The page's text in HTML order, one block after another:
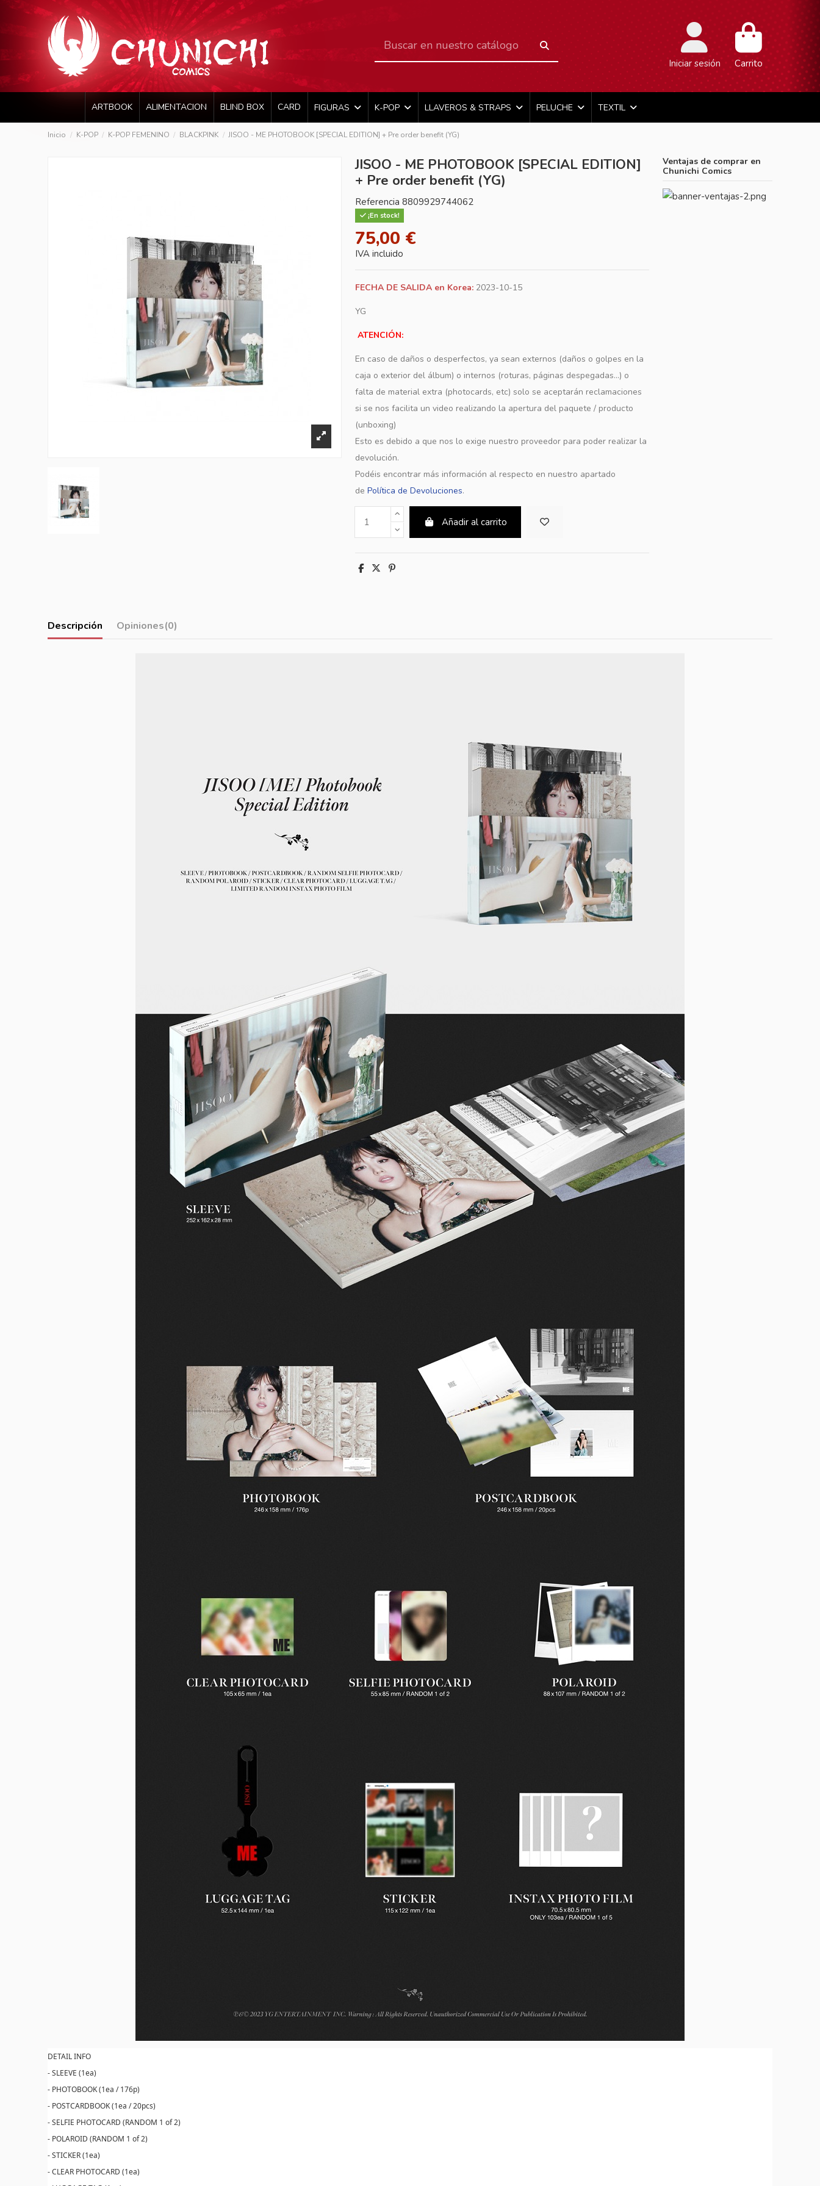
Iniciar sesión Carrito
ARTBOOK ALIMENTACION BLIND BOX CARD FIGURAS K-POP LLAVEROS & STRAPS PELUCHE TEXTIL
Inicio K-POP K-POP FEMENINO BLACKPINK JISOO - ME PHOTOBOOK [SPECIAL EDITION] + Pre order benefit (YG)
JISOO - ME PHOTOBOOK [SPECIAL EDITION]
+ Pre order benefit (YG)
Referencia 8809929744062
¡En stock!
75,00 €
IVA incluido
FECHA DE SALIDA en Korea: 2023-10-15
YG
ATENCIÓN:
En caso de daños o desperfectos, ya sean externos (daños o golpes en la
caja o exterior del álbum) o internos (roturas, páginas despegadas...) o
falta de material extra (photocards, etc) solo se aceptarán reclamaciones
si se nos facilita un video realizando la apertura del paquete / producto
(unboxing)
Esto es debido a que nos lo exige nuestro proveedor para poder realizar la
devolución.
Podéis encontrar más información al respecto en nuestro apartado
de Política de Devoluciones.
Añadir al carrito
Ventajas de comprar en
Chunichi Comics
Descripción Opiniones(0)
DETAIL INFO
- SLEEVE (1ea)
- PHOTOBOOK (1ea / 176p)
- POSTCARDBOOK (1ea / 20pcs)
- SELFIE PHOTOCARD (RANDOM 1 of 2)
- POLAROID (RANDOM 1 of 2)
- STICKER (1ea)
- CLEAR PHOTOCARD (1ea)